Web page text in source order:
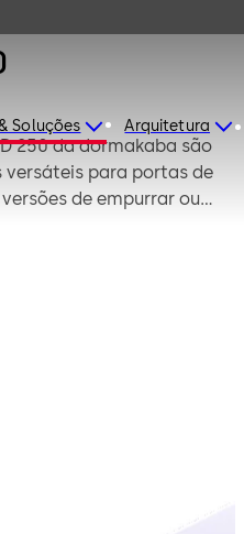
Soluções Arquitetura
250 da dormakaba são
para portas de
de empurrar ou